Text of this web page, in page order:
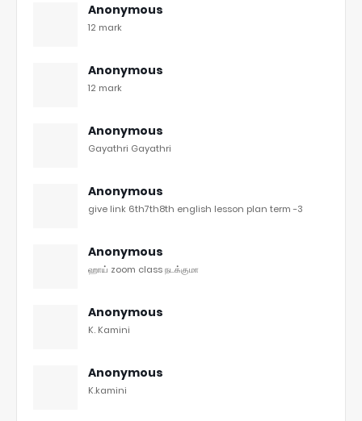
Anonymous
12 mark
Anonymous
12 mark
Anonymous
Gayathri Gayathri
Anonymous
give link 6th7th8th english lesson plan term -3
Anonymous
ஹாய் zoom class நடக்குமா
Anonymous
K. Kamini
Anonymous
K.kamini